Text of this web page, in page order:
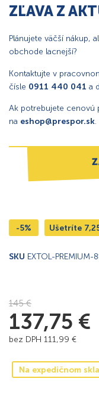
ZĽAVA Z
Plánujete väčší nákup,
obchode lacnejší?
Kontaktujte v
čísle 0911 440 041 a
Ak potrebujete cenovú
na eshop@prespor.sk.
-5% Ušetríte
SKU EXTOL-PREMIUM-
145€
137,75 €
bez DPH 111,99 €
Na expedičnom